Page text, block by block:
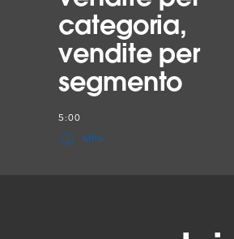
categoria,
vendite per
segmento
5:00
MP4